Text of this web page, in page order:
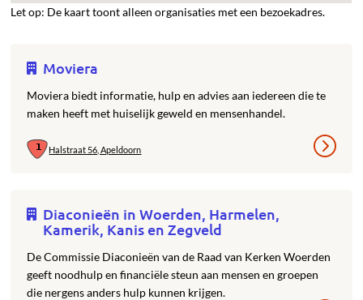
Let op: De kaart toont alleen organisaties met een bezoekadres.
Moviera
Moviera biedt informatie, hulp en advies aan iedereen die te
maken heeft met huiselijk geweld en mensenhandel.
Halstraat 56, Apeldoorn
Diaconieën in Woerden, Harmelen,
Kamerik, Kanis en Zegveld
De Commissie Diaconieën van de Raad van Kerken Woerden
geeft noodhulp en financiële steun aan mensen en groepen
die nergens anders hulp kunnen krijgen.